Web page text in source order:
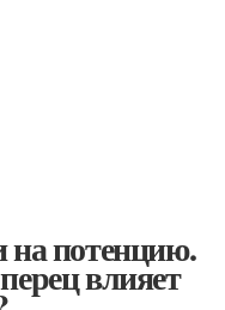
потенцию.
влияет